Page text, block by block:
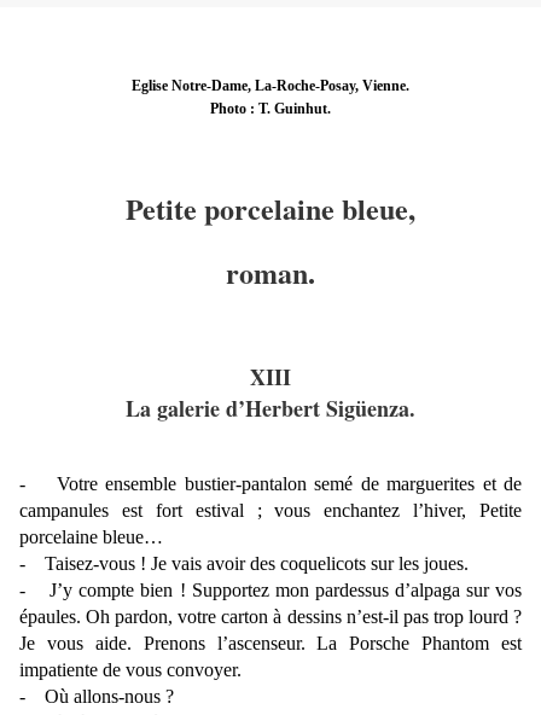
Eglise Notre-Dame, La-Roche-Posay, Vienne.
Photo : T. Guinhut.
Petite porcelaine bleue,
roman.
XIII
La galerie d’Herbert Sigüenza.
- Votre ensemble bustier-pantalon semé de marguerites et de
campanules est fort estival ; vous enchantez l’hiver, Petite
porcelaine bleue…
- Taisez-vous ! Je vais avoir des coquelicots sur les joues.
- J’y compte bien ! Supportez mon pardessus d’alpaga sur vos
épaules. Oh pardon, votre carton à dessins n’est-il pas trop lourd ?
Je vous aide. Prenons l’ascenseur. La Porsche Phantom est
impatiente de vous convoyer.
- Où allons-nous ?